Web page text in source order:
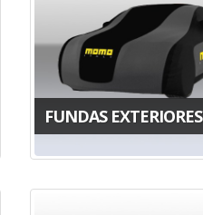
FUNDAS EXTERIORES